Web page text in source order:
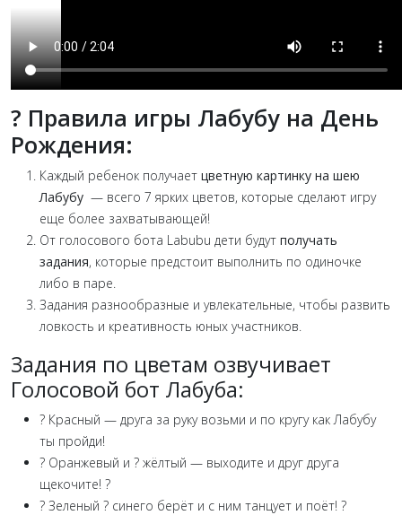
? Правила игры Лабубу на День
Рождения:
Каждый ребенок получает цветную картинку на шею
Лабубу — всего 7 ярких цветов, которые сделают игру
еще более захватывающей!
От голосового бота Labubu дети будут получать
задания, которые предстоит выполнить по одиночке
либо в паре.
Задания разнообразные и увлекательные, чтобы развить
ловкость и креативность юных участников.
Задания по цветам озвучивает
Голосовой бот Лабуба:
? Красный — друга за руку возьми и по кругу как Лабубу
ты пройди!
? Оранжевый и ? жёлтый — выходите и друг друга
щекочите! ?
? Зеленый ? синего берёт и с ним танцует и поёт! ?